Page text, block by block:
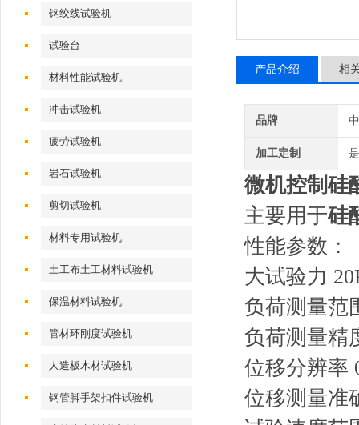
钢绞线试验机
试验台
材料性能试验机
冲击试验机
疲劳试验机
岩石试验机
剪切试验机
材料专用试验机
土工布土工材料试验机
保温材料试验机
管材环刚度试验机
人造板木材试验机
钢管脚手架扣件试验机
产品介绍 相
品牌
加工定制 是
微机控制 硅
主要用于硅
性能参数：
大试验力
负荷测量范
负荷测量精
位移分辨率
位移测量准